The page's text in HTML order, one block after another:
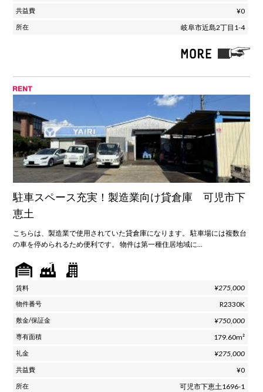
¥0
岐阜市近島2丁目1-4
駐車スペース充実！製造業向け貸倉庫 可児市下
恵土
こちらは、製造業で使用されていた貸倉庫になります。 駐車場には複数台
の車を停められるため便利です。 物件は第一種住居地域に…
¥275,000
R2330K
¥750,000
179.60m²
¥275,000
¥0
可児市下恵土1696-1